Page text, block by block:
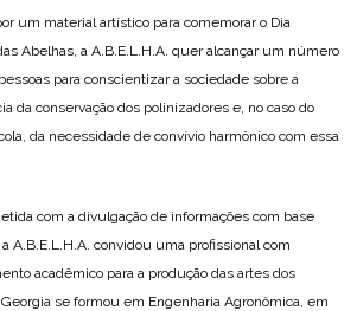
um material artístico para comemorar o Dia
Abelhas, a A.B.E.L.H.A. quer alcançar um número
para conscientizar a sociedade sobre a
da conservação dos polinizadores e, no caso do
da necessidade de convívio harmônico com essa
com a divulgação de informações com base
A.B.E.L.H.A. convidou uma profissional com
acadêmico para a produção das artes dos
se formou em Engenharia Agronômica, em